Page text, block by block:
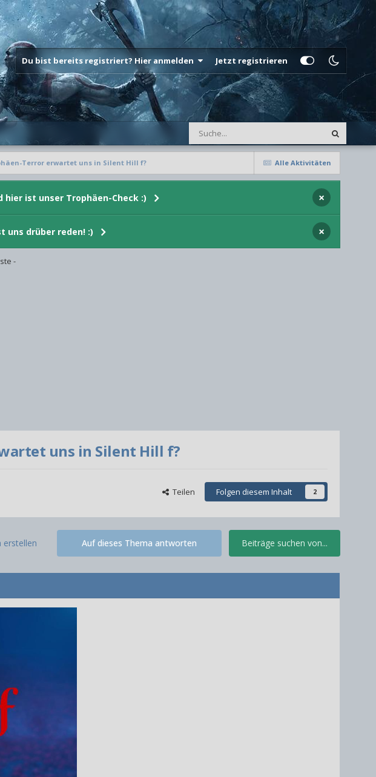
Du bist bereits registriert? Hier anmelden Jetzt registrieren
Alle Aktivitäten
Terror erwartet uns in Silent Hill f?
hier ist unser Trophäen-Check :) ×
uns drüber reden! :) ×
-
uns in Silent Hill f?
Teilen Folgen diesem Inhalt 2
Beiträge suchen von...
Auf dieses Thema antworten
erstellen